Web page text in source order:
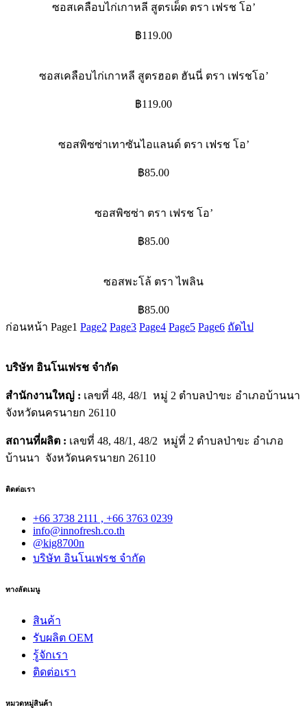
ซอสเคลือบไก่เกาหลี สูตรเผ็ด ตรา เฟรช โอ’
฿119.00
ซอสเคลือบไก่เกาหลี สูตรฮอต ฮันนี่ ตรา เฟรชโอ’
฿119.00
ซอสพิซซ่าเทาซันไอแลนด์ ตรา เฟรช โอ’
฿85.00
ซอสพิซซ่า ตรา เฟรช โอ’
฿85.00
ซอสพะโล้ ตรา ไพลิน
฿85.00
ก่อนหน้า Page1 Page2 Page3 Page4 Page5 Page6 ถัดไป
บริษัท อินโนเฟรช จำกัด
สำนักงานใหญ่ : เลขที่ 48, 48/1 หมู่ 2 ตำบลป่าขะ อำเภอบ้านนา
จังหวัดนครนายก 26110
สถานที่ผลิต : เลขที่ 48, 48/1, 48/2 หมู่ที่ 2 ตำบลป่าขะ อำเภอ
บ้านนา จังหวัดนครนายก 26110
ติดต่อเรา
+66 3738 2111 , +66 3763 0239
info@innofresh.co.th
@kig8700n
บริษัท อินโนเฟรช จำกัด
ทางลัดเมนู
สินค้า
รับผลิต OEM
รู้จักเรา
ติดต่อเรา
หมวดหมู่สินค้า